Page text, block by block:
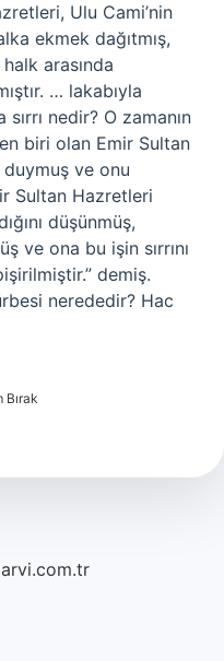
Ulu Cami’nin
ekmek dağıtmış,
arasında
… lakabıyla
nedir? O zamanın
biri olan Emir Sultan
duymuş ve onu
Sultan Hazretleri
düşünmüş,
ve ona bu işin sırrını
demiş.
nerededir? Hac
Bırak